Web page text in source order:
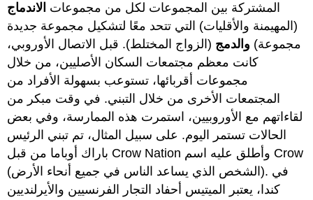
المشتركة بين المجموعات لكل من مجموعات الاندماج
(المهيمنة والأقليات) التي تتحد معًا لتشكيل مجموعة جديدة
مجموعة) والدمج (الزواج المختلط). قبل الاتصال الأوروبي،
كانت معظم مجتمعات السكان الأصليين، من خلال
مجموعات أقربائها، تستوعب بسهولة الأفراد من
المجتمعات الأخرى من خلال التبني. في وقت مبكر من
لقاءاتهم مع الأوروبيين، استمرت هذه الممارسة، وفي بعض
الحالات تستمر اليوم. على سبيل المثال، تم تبني الرئيس
باراك أوباما من قبل Crow Nation وأطلق عليه اسم Crow
(الشخص الذي يساعد الناس في جميع أنحاء الأرض). في
كندا، يعتبر الميتيس أحفاد التجار الفرنسيين والأيرلنديين